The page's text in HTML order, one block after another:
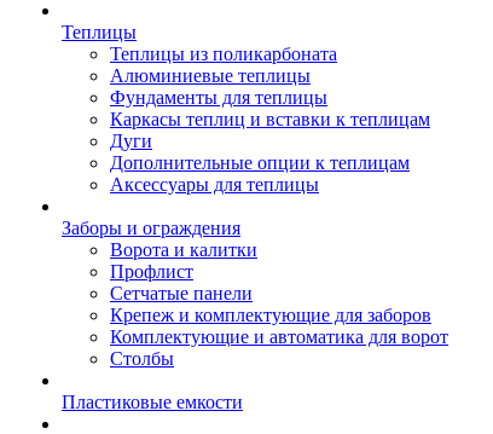
Теплицы
Теплицы из поликарбоната
Алюминиевые теплицы
Фундаменты для теплицы
Каркасы теплиц и вставки к теплицам
Дуги
Дополнительные опции к теплицам
Аксессуары для теплицы
Заборы и ограждения
Ворота и калитки
Профлист
Сетчатые панели
Крепеж и комплектующие для заборов
Комплектующие и автоматика для ворот
Столбы
Пластиковые емкости